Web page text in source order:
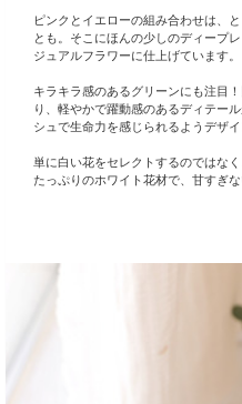
ピンクとイエローの組み合わせは、
とも。そこにほんの少しのディープ
ジュアルフラワーに仕上げています。
キラキラ感のあるグリーンにも注目
り、軽やかで躍動感のあるディテー
シュで生命力を感じられるようデザイ
単に白い花をセレクトするのではな
たっぷりのホワイト花材で、甘すぎ